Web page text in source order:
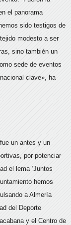
el panorama
sido testigos de
modesto a ser
sino también un
sede de eventos
clave», ha
un antes y un
por potenciar
el lema ‘Juntos
hemos
a Almería
del Deporte
y el Centro de